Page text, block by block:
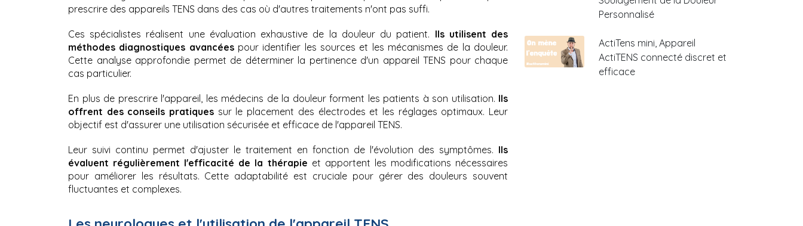
prescrire des appareils TENS dans des cas où d'autres traitements n'ont pas suffi.
Ces spécialistes réalisent une évaluation exhaustive de la douleur du patient. Ils utilisent des
méthodes diagnostiques avancées pour identifier les sources et les mécanismes de la douleur.
Cette analyse approfondie permet de déterminer la pertinence d'un appareil TENS pour chaque
cas particulier.
En plus de prescrire l'appareil, les médecins de la douleur forment les patients à son utilisation. Ils
offrent des conseils pratiques sur le placement des électrodes et les réglages optimaux. Leur
objectif est d'assurer une utilisation sécurisée et efficace de l'appareil TENS.
Leur suivi continu permet d'ajuster le traitement en fonction de l'évolution des symptômes. Ils
évaluent régulièrement l'efficacité de la thérapie et apportent les modifications nécessaires
pour améliorer les résultats. Cette adaptabilité est cruciale pour gérer des douleurs souvent
fluctuantes et complexes.
Personnalisé
ActiTens mini, Appareil
ActiTENS connecté discret et
efficace